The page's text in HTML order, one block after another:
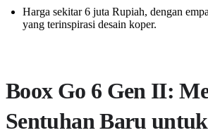
Harga sekitar 6 juta Rupiah, dengan
yang terinspirasi desain koper.
Boox Go 6 Gen II:
Sentuhan Baru